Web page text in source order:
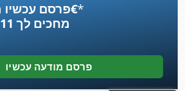
פרסם עכשיו החל מ־‏4.49 ‏€*
מחכים לך 11 מיליון קונים
פרסם מודעה עכשיו